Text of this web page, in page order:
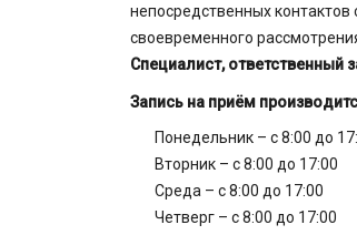
непосредственных
своевременного
Специалист, ответственный
Запись на приём
Понедельник – с 8:00 до
Вторник – с 8:00 до 17:00
Среда – с 8:00 до 17:00
Четверг – с 8:00 до 17:00